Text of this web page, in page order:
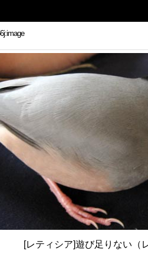
[レティシア]遊び足りない（